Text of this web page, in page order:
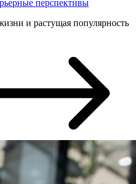
перспективы
и растущая популярность